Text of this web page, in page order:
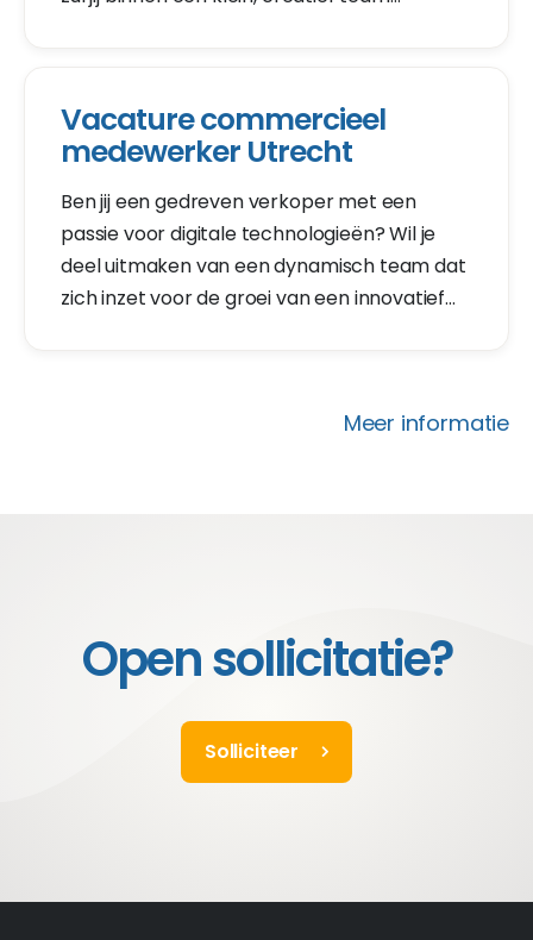
Vacature commercieel
medewerker Utrecht
Ben jij een gedreven verkoper met een
passie voor digitale technologieën? Wil je
deel uitmaken van een dynamisch team dat
zich inzet voor de groei van een innovatief
Meer informatie
Open sollicitatie?
Solliciteer